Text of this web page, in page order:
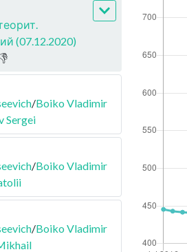
(07.12.2020)
/Boiko Vladimir
Sergei
/Boiko Vladimir
/Boiko Vladimir